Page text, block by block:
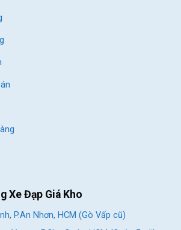
Xe Đạp Giá Kho
P.An Nhơn, HCM (Gò Vấp cũ)